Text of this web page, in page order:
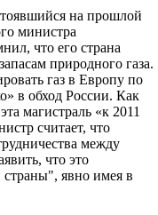
на прошлой
министра
что его страна
природного газа.
газ в Европу по
в обход России. Как
магистраль «к 2011
считает, что
между
что это
страны", явно имея в